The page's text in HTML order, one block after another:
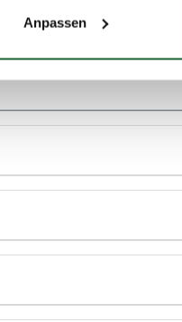
verarbeitet werden,
geben wir
und Analysen weiter.
ihnen bereitgestellt
zu unseren Cookies,
Anpassen
Vortrag,
der